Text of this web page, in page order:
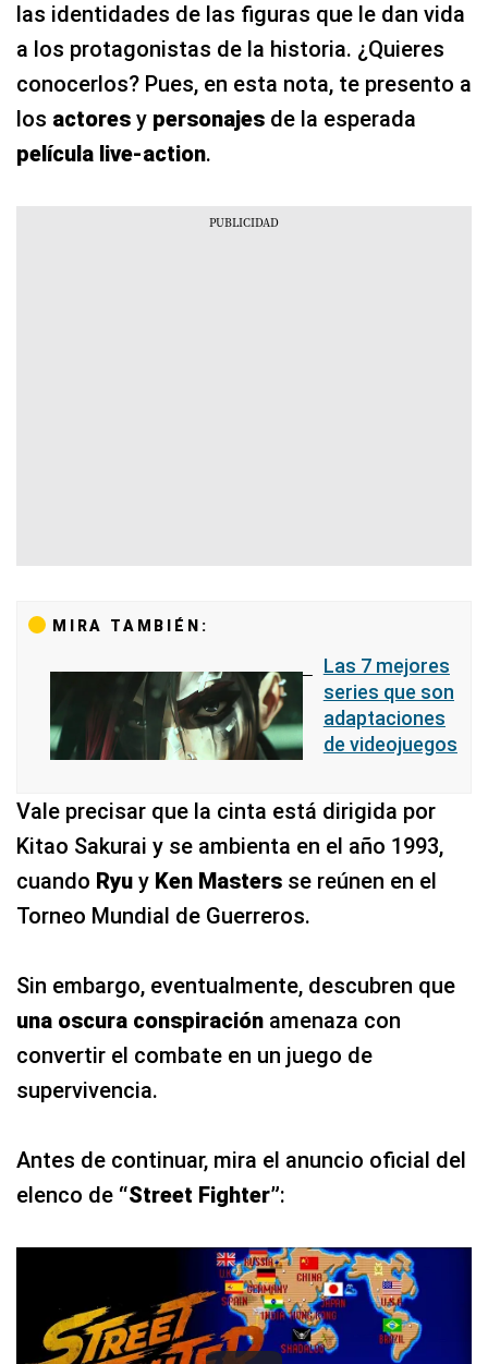
las identidades de las figuras que le dan vida
a los protagonistas de la historia. ¿Quieres
conocerlos? Pues, en esta nota, te presento a
los actores y personajes de la esperada
película live-action.
MIRA TAMBIÉN:
Las 7 mejores
series que son
adaptaciones
de videojuegos
Vale precisar que la cinta está dirigida por
Kitao Sakurai y se ambienta en el año 1993,
cuando Ryu y Ken Masters se reúnen en el
Torneo Mundial de Guerreros.
Sin embargo, eventualmente, descubren que
una oscura conspiración amenaza con
convertir el combate en un juego de
supervivencia.
Antes de continuar, mira el anuncio oficial del
elenco de “Street Fighter”: